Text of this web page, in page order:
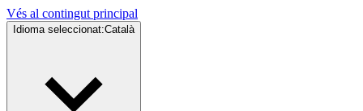
Vés al contingut principal
Idioma seleccionat:Català